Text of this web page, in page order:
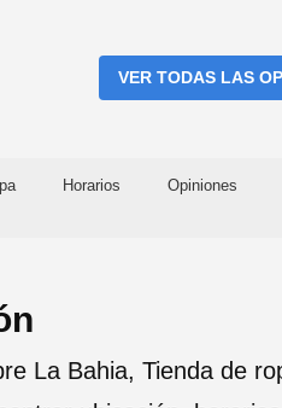
VER TODAS LAS
Horarios Opiniones
La Bahia, Tienda de